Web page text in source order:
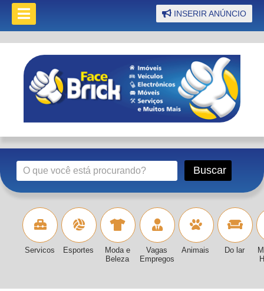
INSERIR ANÚNCIO
Servicos Esportes
Moda e
Beleza
Vagas
Empregos
Animais Do lar